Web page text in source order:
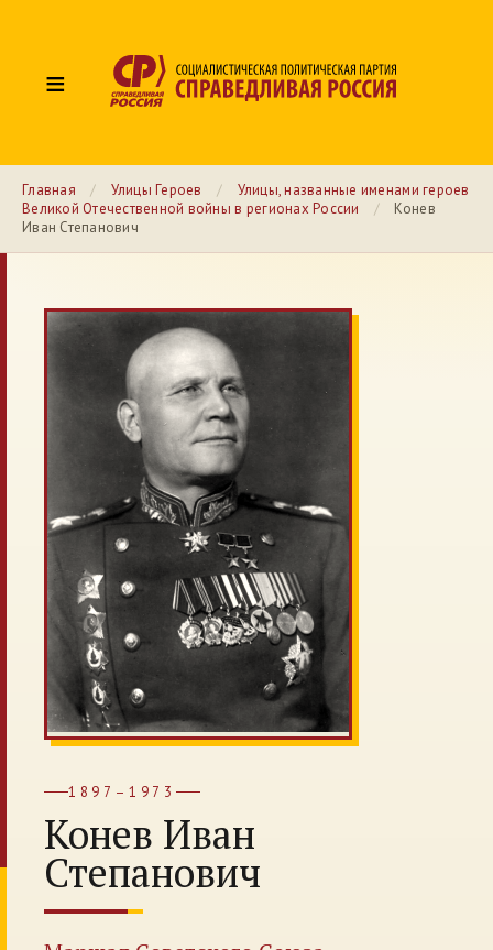
≡
Главная / Улицы Героев /
Улицы, названные именами героев
Великой Отечественной войны в регионах России
/
Конев
Иван Степанович
1897–1973
Конев Иван
Степанович